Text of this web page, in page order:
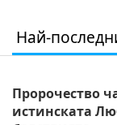
Най-
Пророчество
истинската